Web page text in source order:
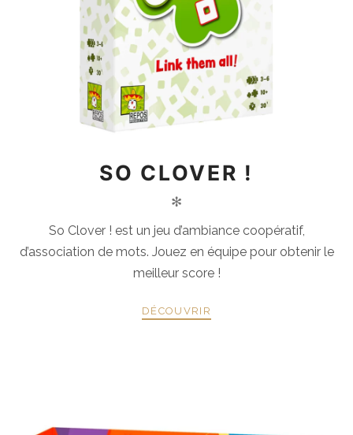
SO CLOVER !
✻
So Clover ! est un jeu d’ambiance coopératif,
d’association de mots. Jouez en équipe pour obtenir le
meilleur score !
DÉCOUVRIR